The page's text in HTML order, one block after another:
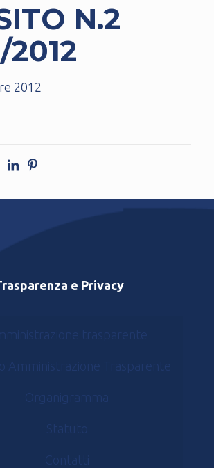
N.2
2012
2012
e Privacy
trasparente
Amministrazione Trasparente
Organigramma
Statuto
Contatti